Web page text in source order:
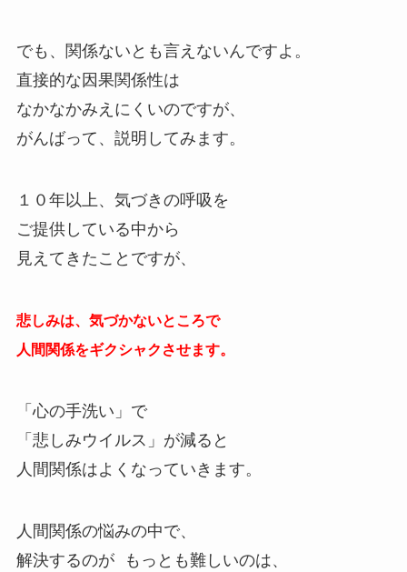
でも、関係ないとも言えないんですよ。
直接的な因果関係性は
なかなかみえにくいのですが、
がんばって、説明してみます。
１０年以上、気づきの呼吸を
ご提供している中から
見えてきたことですが、
悲しみは、気づかないところで
人間関係をギクシャクさせます。
「心の手洗い」で
「悲しみウイルス」が減ると
人間関係はよくなっていきます。
人間関係の悩みの中で、
解決するのが もっとも難しいのは、